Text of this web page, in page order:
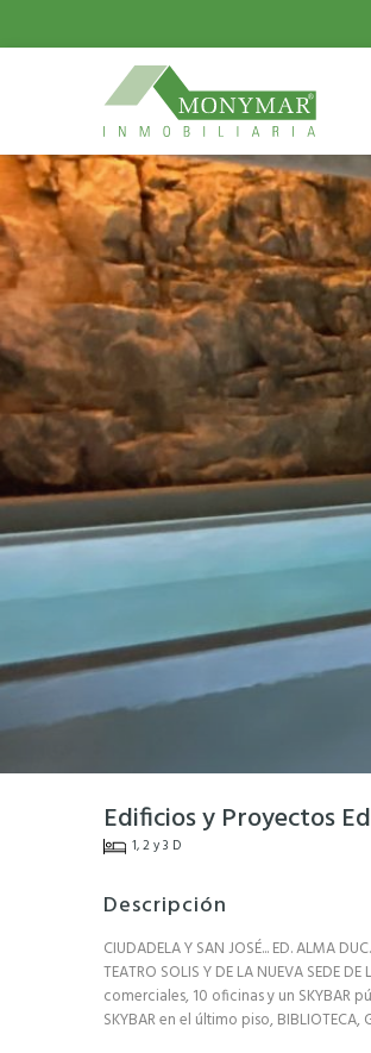
Edificios y Proyectos
1, 2 y 3 D
Descripción
CIUDADELA Y SAN JOSÉ... ED. ALMA
TEATRO SOLIS Y DE LA NUEVA SEDE
comerciales, 10 oficinas y un SKYBAR
SKYBAR en el último piso, BIBLIOTECA,